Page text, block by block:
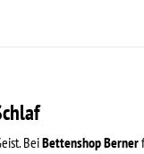
BeiBettenshop Berner